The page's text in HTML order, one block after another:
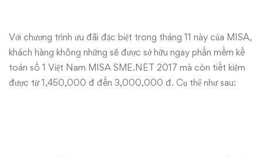
hấp
dẫn
Với chương trình ưu đãi đặc biệt trong tháng 11 này của MISA,
khách hàng không những sẽ được sở hữu ngay phần mềm kế
toán số 1 Việt Nam MISA SME.NET 2017 mà còn tiết kiệm
được từ 1,450,000 đ đến 3,000,000 đ. Cụ thể như sau: